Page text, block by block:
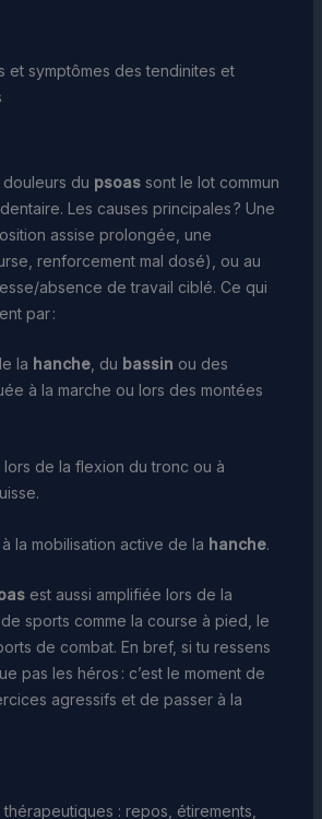
et symptômes des tendinites et
du psoassont le lot commun
Les causes principales ? Une
assise prolongée, une
renforcement mal dosé), ou au
absence de travail ciblé. Ce qui
par :
la hanche, du bassin ou des
à la marche ou lors des montées
de la flexion du tronc ou à
la mobilisation active de la hanche.
est aussi amplifiée lors de la
sports comme la course à pied, le
de combat. En bref, si tu ressens
pas les héros : c’est le moment de
agressifs et de passer à la
: repos, étirements,